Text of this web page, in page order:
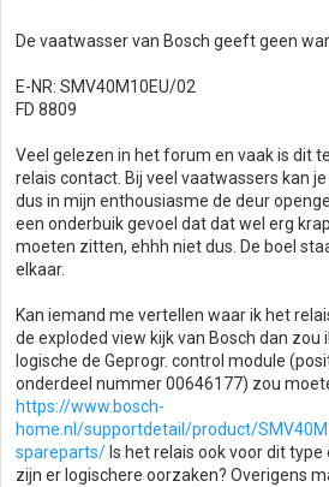
De vaatwasser van Bosch geeft geen
E-NR: SMV40M10EU/02
FD 8809
Veel gelezen in het forum en vaak is dit
relais contact. Bij veel vaatwassers kan
dus in mijn enthousiasme de deur
een onderbuik gevoel dat dat wel erg
moeten zitten, ehhh niet dus. De boel
elkaar.
Kan iemand me vertellen waar ik het
de exploded view kijk van Bosch dan zou
logische de Geprogr. control module
onderdeel nummer 00646177) zou
https://www.bosch-
home.nl/supportdetail/product/
spareparts/ Is het relais ook voor dit
zijn er logischere oorzaken? Overigens